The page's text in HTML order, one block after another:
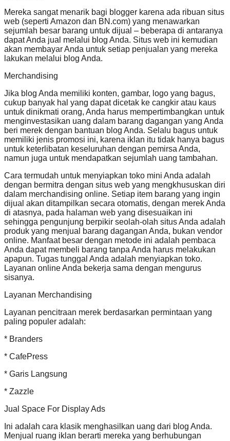
Mereka sangat menarik bagi blogger karena ada ribuan situs
web (seperti Amazon dan BN.com) yang menawarkan
sejumlah besar barang untuk dijual – beberapa di antaranya
dapat Anda jual melalui blog Anda. Situs web ini kemudian
akan membayar Anda untuk setiap penjualan yang mereka
lakukan melalui blog Anda.
Merchandising
Jika blog Anda memiliki konten, gambar, logo yang bagus,
cukup banyak hal yang dapat dicetak ke cangkir atau kaus
untuk dinikmati orang, Anda harus mempertimbangkan untuk
menginvestasikan uang dalam barang dagangan yang Anda
beri merek dengan bantuan blog Anda. Selalu bagus untuk
memiliki jenis promosi ini, karena iklan itu tidak hanya bagus
untuk keterlibatan keseluruhan dengan pemirsa Anda,
namun juga untuk mendapatkan sejumlah uang tambahan.
Cara termudah untuk menyiapkan toko mini Anda adalah
dengan bermitra dengan situs web yang mengkhususkan diri
dalam merchandising online. Setiap item barang yang ingin
dijual akan ditampilkan secara otomatis, dengan merek Anda
di atasnya, pada halaman web yang disesuaikan ini
sehingga pengunjung berpikir seolah-olah situs Anda adalah
produk yang menjual barang dagangan Anda, bukan vendor
online. Manfaat besar dengan metode ini adalah pembaca
Anda dapat membeli barang tanpa Anda harus melakukan
apapun. Tugas tunggal Anda adalah menyiapkan toko.
Layanan online Anda bekerja sama dengan mengurus
sisanya.
Layanan Merchandising
Layanan pencitraan merek berdasarkan permintaan yang
paling populer adalah:
* Branders
* CafePress
* Garis Langsung
* Zazzle
Jual Space For Display Ads
Ini adalah cara klasik menghasilkan uang dari blog Anda.
Menjual ruang iklan berarti mereka yang berhubungan